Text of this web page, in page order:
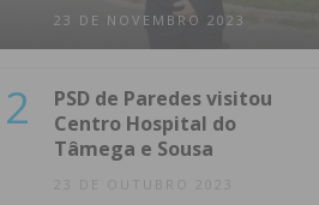
23 DE NOVEMBRO 2023
2
PSD de Paredes visitou
Centro Hospital do
Tâmega e Sousa
23 DE OUTUBRO 2023